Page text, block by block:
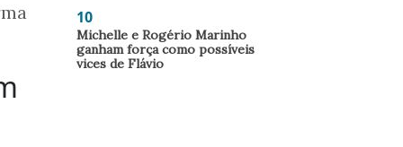
10
Michelle e Rogério Marinho
ganham força como possíveis
vices de Flávio